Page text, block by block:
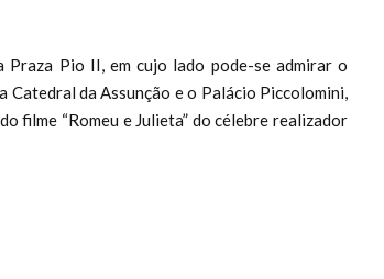
Praza Pio II, em cujo lado pode-se admirar o
Catedral da Assunção e o Palácio Piccolomini,
filme “Romeu e Julieta” do célebre realizador